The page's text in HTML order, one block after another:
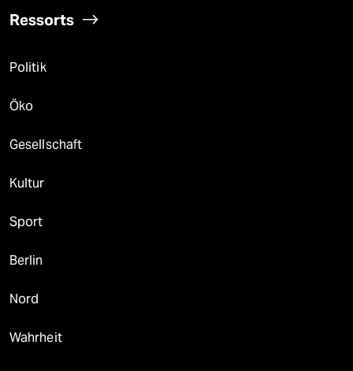
Ressorts
Politik
Öko
Gesellschaft
Kultur
Sport
Berlin
Nord
Wahrheit